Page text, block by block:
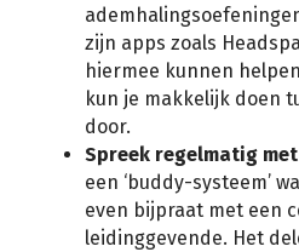
zijn apps zoals
hiermee kunnen
kun je makkelijk doen
door.
Spreek regelmatig met
een ‘buddy-systeem’
even bijpraat met een
leidinggevende. Het